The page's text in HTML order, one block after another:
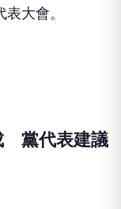
大會。
黨代表建議